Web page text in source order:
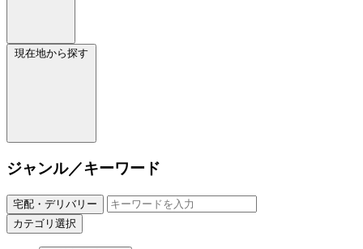
現在地から探す
ジャンル／キーワード
宅配・デリバリー
カテゴリ選択